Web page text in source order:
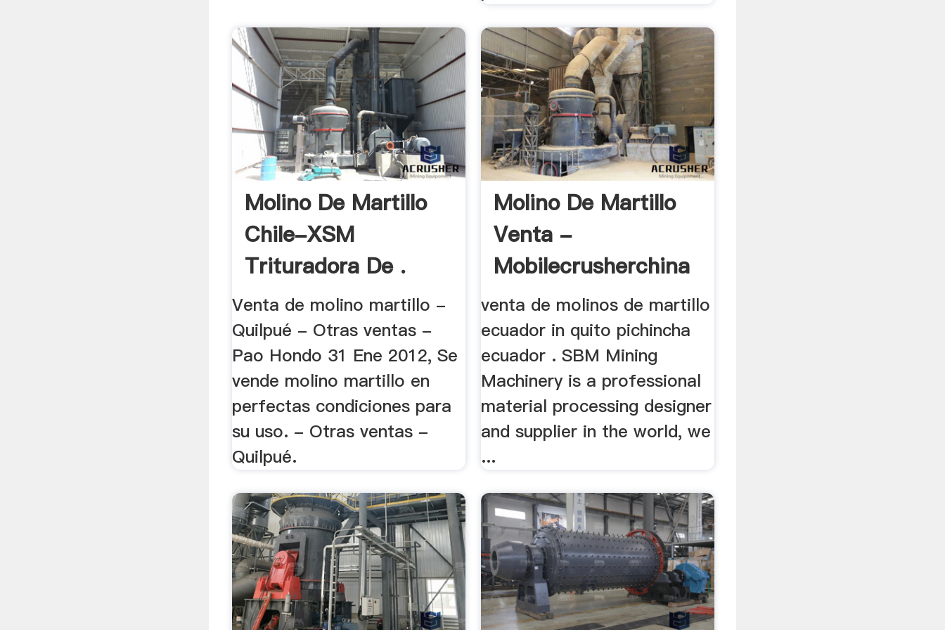
Molino De Martillo
Chile-XSM
Trituradora De .
Venta de molino martillo -
Quilpué - Otras ventas -
Pao Hondo 31 Ene 2012, Se
vende molino martillo en
perfectas condiciones para
su uso. - Otras ventas -
Quilpué.
Molino De Martillo
Venta -
Mobilecrusherchina
venta de molinos de martillo
ecuador in quito pichincha
ecuador . SBM Mining
Machinery is a professional
material processing designer
and supplier in the world, we
...